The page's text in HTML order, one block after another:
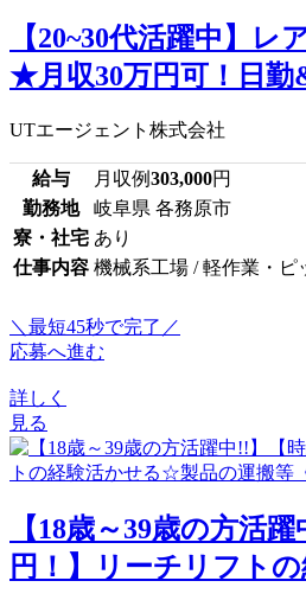
【20~30代活躍中】レ
★月収30万円可！日
UTエージェント株式会社
給与 月収例303,000円
勤務地
岐阜県 各務原市
寮・社宅 あり
仕事内容 機械系工場 / 軽作業・ピ
＼最短45秒で完了／
応募へ進む
詳しく
見る
【18歳～39歳の方活
円！】リーチリフト